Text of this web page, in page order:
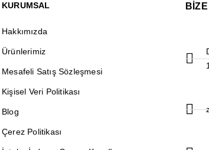
KURUMSAL
Hakkımızda
Ürünlerimiz
Mesafeli Satış Sözleşmesi
Kişisel Veri Politikası
Blog
Çerez Politikası